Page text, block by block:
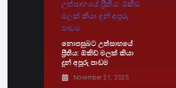
නොපසුබට උත්සාහයේ
ප්‍රීතිය: ඕකිඩ් මලක් කියා
දුන් අපූරු පාඩම
November 21, 2025